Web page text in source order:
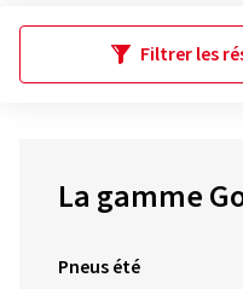
Filtrer les
La gamme
Pneus été